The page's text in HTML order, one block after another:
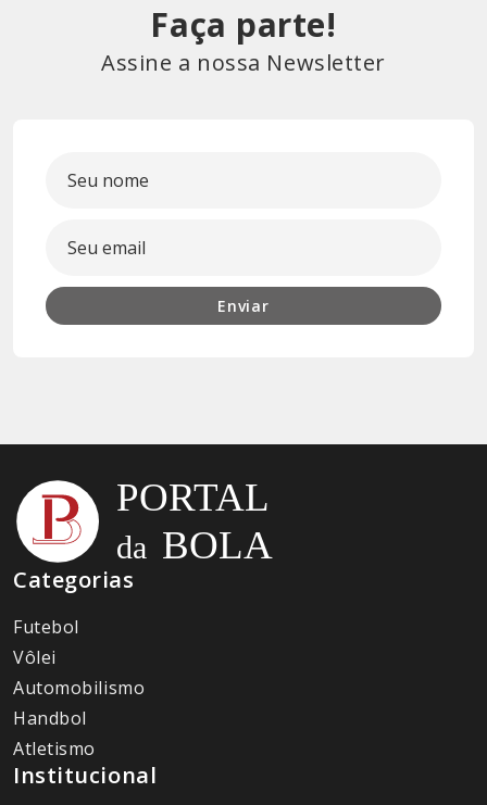
Faça parte!
Assine a nossa Newsletter
Enviar
Categorias
Futebol
Vôlei
Automobilismo
Handbol
Atletismo
Institucional